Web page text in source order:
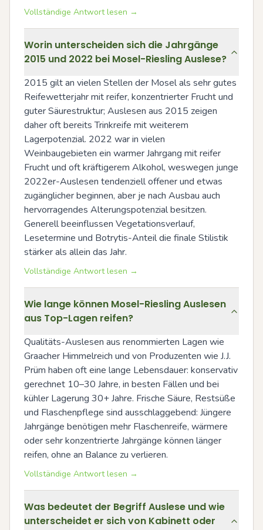
Vollständige Antwort lesen →
Worin unterscheiden sich die Jahrgänge
2015 und 2022 bei Mosel-Riesling Auslese?
2015 gilt an vielen Stellen der Mosel als sehr gutes
Reifewetterjahr mit reifer, konzentrierter Frucht und
guter Säurestruktur; Auslesen aus 2015 zeigen
daher oft bereits Trinkreife mit weiterem
Lagerpotenzial. 2022 war in vielen
Weinbaugebieten ein warmer Jahrgang mit reifer
Frucht und oft kräftigerem Alkohol, weswegen junge
2022er-Auslesen tendenziell offener und etwas
zugänglicher beginnen, aber je nach Ausbau auch
hervorragendes Alterungspotenzial besitzen.
Generell beeinflussen Vegetationsverlauf,
Lesetermine und Botrytis-Anteil die finale Stilistik
stärker als allein das Jahr.
Vollständige Antwort lesen →
Wie lange können Mosel-Riesling Auslesen
aus Top-Lagen reifen?
Qualitäts-Auslesen aus renommierten Lagen wie
Graacher Himmelreich und von Produzenten wie J.J.
Prüm haben oft eine lange Lebensdauer: konservativ
gerechnet 10–30 Jahre, in besten Fällen und bei
kühler Lagerung 30+ Jahre. Frische Säure, Restsüße
und Flaschenpflege sind ausschlaggebend: Jüngere
Jahrgänge benötigen mehr Flaschenreife, wärmere
oder sehr konzentrierte Jahrgänge können länger
reifen, ohne an Balance zu verlieren.
Vollständige Antwort lesen →
Was bedeutet der Begriff Auslese und wie
unterscheidet er sich von Kabinett oder